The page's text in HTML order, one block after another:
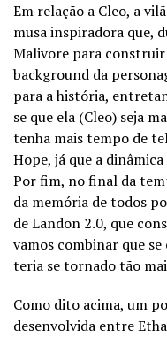
Em relação a Cleo, a
musa inspiradora que,
Malivore para
background da
para a história,
se que ela (Cleo) seja
tenha mais tempo de
Hope, já que a
Por fim, no final da
da memória de todos
de Landon 2.0, que
vamos combinar que
teria se tornado tão
Como dito acima, um
desenvolvida entre